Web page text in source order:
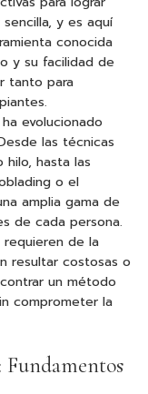
y es aquí
conocida
y su facilidad de
tanto para
evolucionado
las técnicas
hasta las
o el
amplia gama de
de cada persona.
requieren de la
resultar costosas o
un método
comprometer la